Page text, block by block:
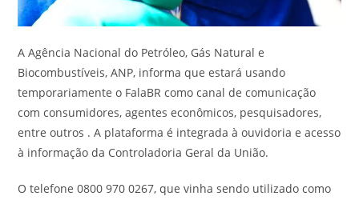
A Agência Nacional do Petróleo, Gás Natural e
Biocombustíveis, ANP, informa que estará usando
temporariamente o FalaBR como canal de comunicação
com consumidores, agentes econômicos, pesquisadores,
entre outros . A plataforma é integrada à ouvidoria e acesso
à informação da Controladoria Geral da União.
O telefone 0800 970 0267, que vinha sendo utilizado como